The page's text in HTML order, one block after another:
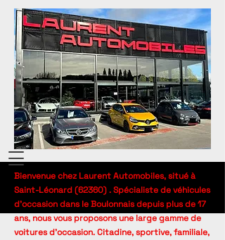
Bienvenue chez Laurent Automobiles, situé à
Saint-Léonard (62360) . Spécialiste de véhicules
d’occasion dans le Boulonnais depuis plus de 17
ans, nous vous proposons une large gamme de
voitures d’occasion. Citadine, sportive, familiale,